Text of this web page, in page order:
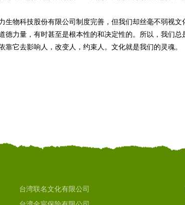
生物科技股份有限公司制度完善，但我们却丝毫不弱视
德力量，有时甚至是根本性的和决定性的。所以，我们
靠它去影响人，改变人，约束人。文化就是我们的灵魂。
台湾联名文化有限公司